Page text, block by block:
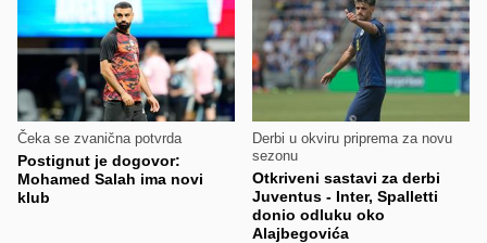
Čeka se zvanična potvrda
Postignut je dogovor:
Mohamed Salah ima novi
klub
Derbi u okviru priprema za novu
sezonu
Otkriveni sastavi za derbi
Juventus - Inter, Spalletti
donio odluku oko
Alajbegovića